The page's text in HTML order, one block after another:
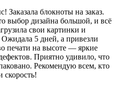
Заказала блокноты на заказ.
выбор дизайна большой, и всё
свои картинки и
Ожидала 5 дней, а привезли
печати на высоте — яркие
Приятно удивило, что
Рекомендую всем, кто
скорость!